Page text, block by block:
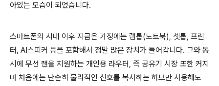
아있는 모습이 되었습니다.
스마트폰의 시대 이후 지금은 가정에는 랩톱(노트북), 셋톱, 프린
터, AI스피커 등을 포함해서 정말 많은 장치가 들어갑니다. 그와 동
시에 무선 랜을 지원하는 개인용 라우터, 즉 공유기 시장 또한 커지
며 처음에는 단순히 물리적인 신호를 복사하는 허브만 사용해도